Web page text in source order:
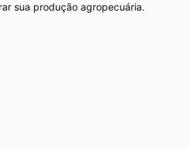
sua produção agropecuária.